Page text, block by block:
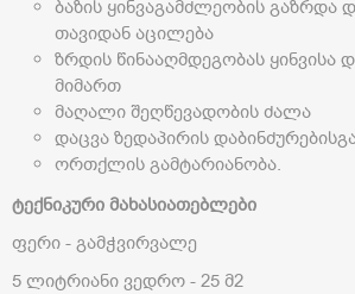
ბაზის ყინვაგამძლეობის გაზრდა
თავიდან აცილება
ზრდის წინააღმდეგობას ყინვისა
მიმართ
მაღალი შეღწევადობის ძალა
დაცვა ზედაპირის
ორთქლის გამტარიანობა.
ტექნიკური მახასიათებლები
ფერი - გამჭვირვალე
5 ლიტრიანი ვედრო - 25 მ2